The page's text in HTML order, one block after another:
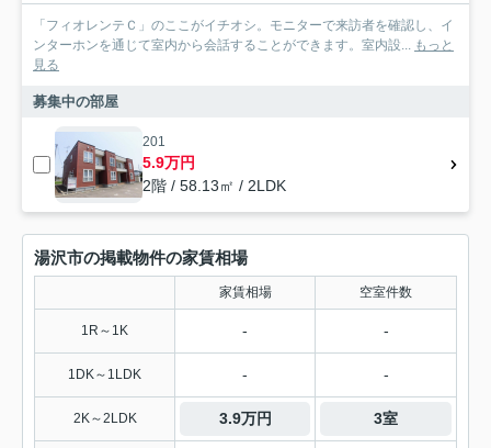
「フィオレンテＣ」のここがイチオシ。モニターで来訪者を確認し、イ
ンターホンを通じて室内から会話することができます。室内設... もっと
見る
募集中の部屋
201
5.9万円
2階 / 58.13㎡ / 2LDK
湯沢市の掲載物件の家賃相場
家賃相場 空室件数
1R～1K - -
1DK～1LDK - -
2K～2LDK 3.9万円 3室